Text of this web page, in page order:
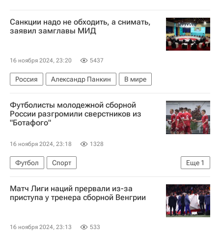
Санкции надо не обходить, а снимать,
заявил замглавы МИД
16 ноября 2024, 23:20 5437
Россия Александр Панкин В мире
Футболисты молодежной сборной
России разгромили сверстников из
"Ботафого"
16 ноября 2024, 23:18 1328
Еще 1
Футбол
Спорт
Молодежная сборная России по футболу
Матч Лиги наций прервали из-за
приступа у тренера сборной Венгрии
16 ноября 2024, 23:13 533